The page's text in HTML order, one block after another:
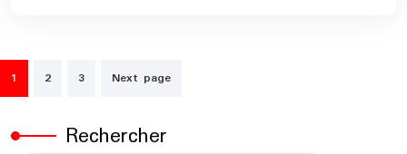
Pagination
des
publications
1 2 3 Next page
Rechercher